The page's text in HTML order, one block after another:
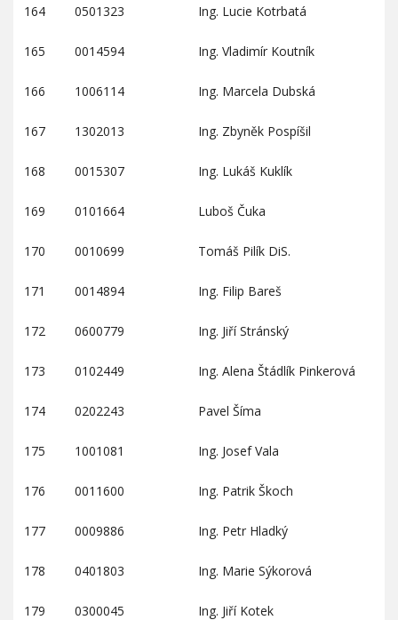
164 0501323 Ing. Lucie Kotrbatá
165 0014594 Ing. Vladimír Koutník
166 1006114 Ing. Marcela Dubská
167 1302013 Ing. Zbyněk Pospíšil
168 0015307 Ing. Lukáš Kuklík
169 0101664 Luboš Čuka
170 0010699 Tomáš Pilík DiS.
171 0014894 Ing. Filip Bareš
172 0600779 Ing. Jiří Stránský
173 0102449 Ing. Alena Štádlík Pinkerová
174 0202243 Pavel Šíma
175 1001081 Ing. Josef Vala
176 0011600 Ing. Patrik Škoch
177 0009886 Ing. Petr Hladký
178 0401803 Ing. Marie Sýkorová
179 0300045 Ing. Jiří Kotek